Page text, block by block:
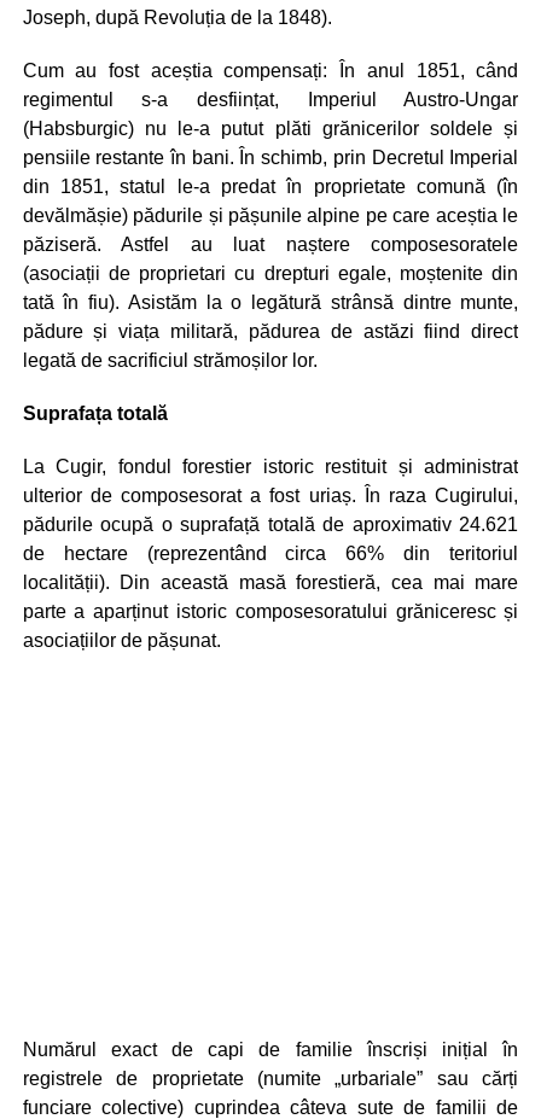
Joseph, după Revoluția de la 1848).
Cum au fost aceștia compensați: În anul 1851, când
regimentul s-a desființat, Imperiul Austro-Ungar
(Habsburgic) nu le-a putut plăti grănicerilor soldele și
pensiile restante în bani. În schimb, prin Decretul Imperial
din 1851, statul le-a predat în proprietate comună (în
devălmășie) pădurile și pășunile alpine pe care aceștia le
păziseră. Astfel au luat naștere composesoratele
(asociații de proprietari cu drepturi egale, moștenite din
tată în fiu). Asistăm la o legătură strânsă dintre munte,
pădure și viața militară, pădurea de astăzi fiind direct
legată de sacrificiul strămoșilor lor.
Suprafața totală
La Cugir, fondul forestier istoric restituit și administrat
ulterior de composesorat a fost uriaș. În raza Cugirului,
pădurile ocupă o suprafață totală de aproximativ 24.621
de hectare (reprezentând circa 66% din teritoriul
localității). Din această masă forestieră, cea mai mare
parte a aparținut istoric composesoratului grăniceresc și
asociațiilor de pășunat.
Numărul exact de capi de familie înscriși inițial în
registrele de proprietate (numite „urbariale” sau cărți
funciare colective) cuprindea câteva sute de familii de